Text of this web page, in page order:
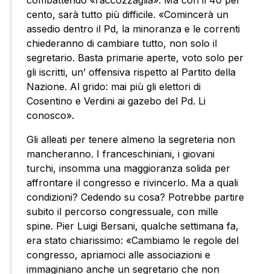
cento, sarà tutto più difficile. «Comincerà un
assedio dentro il Pd, la minoranza e le correnti
chiederanno di cambiare tutto, non solo il
segretario. Basta primarie aperte, voto solo per
gli iscritti, un’ offensiva rispetto al Partito della
Nazione. Al grido: mai più gli elettori di
Cosentino e Verdini ai gazebo del Pd. Li
conosco».
Gli alleati per tenere almeno la segreteria non
mancheranno. I franceschiniani, i giovani
turchi, insomma una maggioranza solida per
affrontare il congresso e rivincerlo. Ma a quali
condizioni? Cedendo su cosa? Potrebbe partire
subito il percorso congressuale, con mille
spine. Pier Luigi Bersani, qualche settimana fa,
era stato chiarissimo: «Cambiamo le regole del
congresso, apriamoci alle associazioni e
immaginiano anche un segretario che non